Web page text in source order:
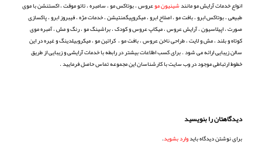
انواع خدمات آرایش مو مانندشینیون موعروس ، بوتاکس مو ، سامبره ، تاتو موقت ، اکستنشن با موی
طبیعی ، بوتاکس ابرو ، بافت مو ، اصلاح ابرو ، میکروپیگمنتیشن ، خدمات مژه ، فیبروز ابرو ، پاکسازی
صورت ، اپیلاسیون ، آرایش عروس ، میکاپ عروس و کودک ، براشینگ مو ، رنگ و مش ، آمبره موی
کوتاه و بلند ، مش و لایت ، طراحی ناخن عروس ، بافت مو ، کراتین مو ، میکروبیلدینگ و غیره در این
سالن زیبایی ارائه می شود . برای کسب اطلاعات بیشتر در رابطه با خدمات آرایشی و زیبایی از طریق
خطوط ارتباطی موجود در وب سایت با کارشناسان این مجموعه تماس حاصل فرمایید .
دیدگاهتان را بنویسید
برای نوشتن دیدگاه بایدوارد بشوید.